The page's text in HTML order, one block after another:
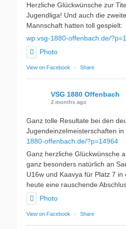
Herzliche Glückwünsche zur
Jugendliga! Und auch die
Mannschaft hatten toll gespielt:
wp.vsg-1880-offenbach.de/
Photo
View on Facebook · Share
VSG 1880 Offenbach
2 months ago
Ganz tolle Resultate bei den
Jugendeinzelmeisterschaften in
1880-offenbach.de/?p=14964
Ganz herzliche Glückwünsche
ganz besonders natürlich an
U16w und Kaavya für Platz 7 in
heute eine rauschende
Photo
View on Facebook · Share